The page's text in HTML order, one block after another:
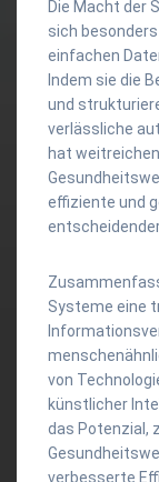
Die Macht der
sich
einfachen
Indem sie die
und
verlässliche
hat
effiziente und
Systeme eine
von
künstlicher
das Potenzial,
verbesserte